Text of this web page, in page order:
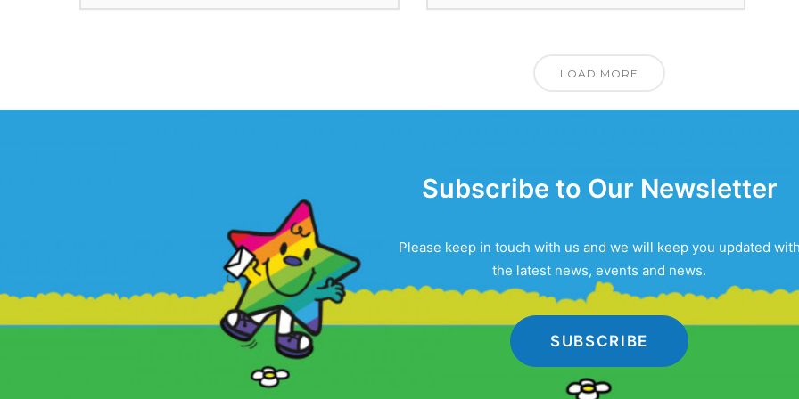
LOAD MORE
Subscribe to Our Newsletter
Please keep in touch with us and we will keep you updated
the latest news, events and news.
SUBSCRIBE